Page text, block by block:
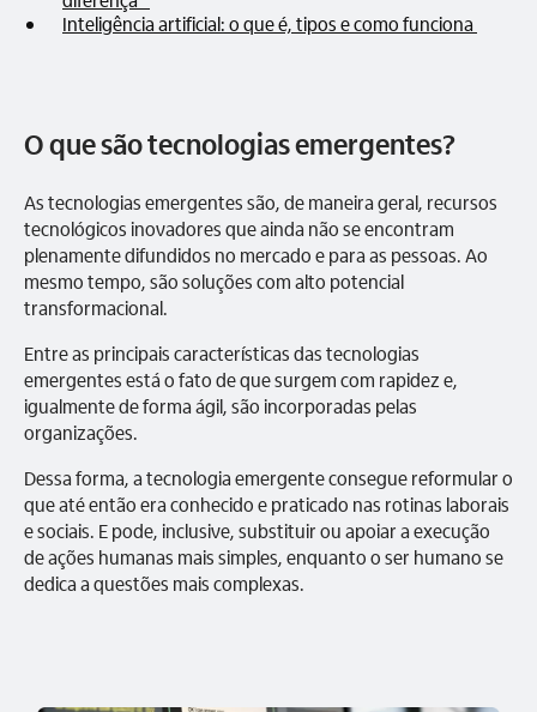
Inteligência artificial: o que é, tipos e como funciona
O que são tecnologias emergentes?
As tecnologias emergentes são, de maneira geral, recursos
tecnológicos inovadores que ainda não se encontram
plenamente difundidos no mercado e para as pessoas. Ao
mesmo tempo, são soluções com alto potencial
transformacional.
Entre as principais características das tecnologias
emergentes está o fato de que surgem com rapidez e,
igualmente de forma ágil, são incorporadas pelas
organizações.
Dessa forma, a tecnologia emergente consegue reformular o
que até então era conhecido e praticado nas rotinas laborais
e sociais. E pode, inclusive, substituir ou apoiar a execução
de ações humanas mais simples, enquanto o ser humano se
dedica a questões mais complexas.